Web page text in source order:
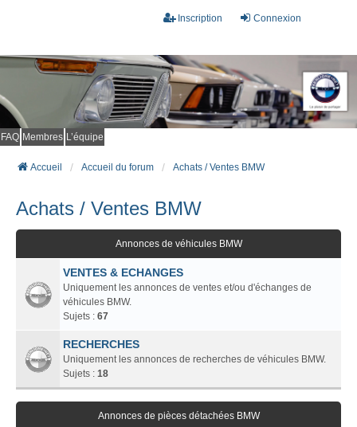
Connexion
Inscription
FAQ Membres L’équipe
Accueil Accueil du forum Achats / Ventes BMW
Achats / Ventes BMW
Annonces de véhicules BMW
VENTES & ECHANGES
Uniquement les annonces de ventes et/ou d'échanges de
véhicules BMW.
Sujets : 67
RECHERCHES
Uniquement les annonces de recherches de véhicules BMW.
Sujets : 18
Annonces de pièces détachées BMW